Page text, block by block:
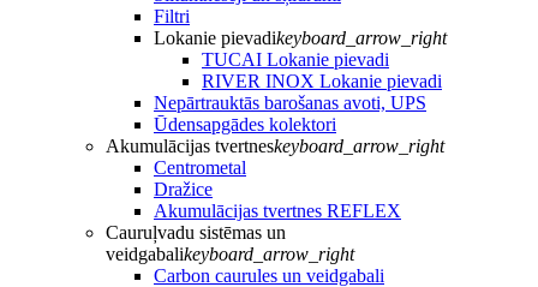
Filtri
Lokanie pievadikeyboard_arrow_right
TUCAI Lokanie pievadi
RIVER INOX Lokanie pievadi
Nepārtrauktās barošanas avoti, UPS
Ūdensapgādes kolektori
Akumulācijas tvertneskeyboard_arrow_right
Centrometal
Dražice
Akumulācijas tvertnes REFLEX
Cauruļvadu sistēmas un
veidgabalikeyboard_arrow_right
Carbon caurules un veidgabali